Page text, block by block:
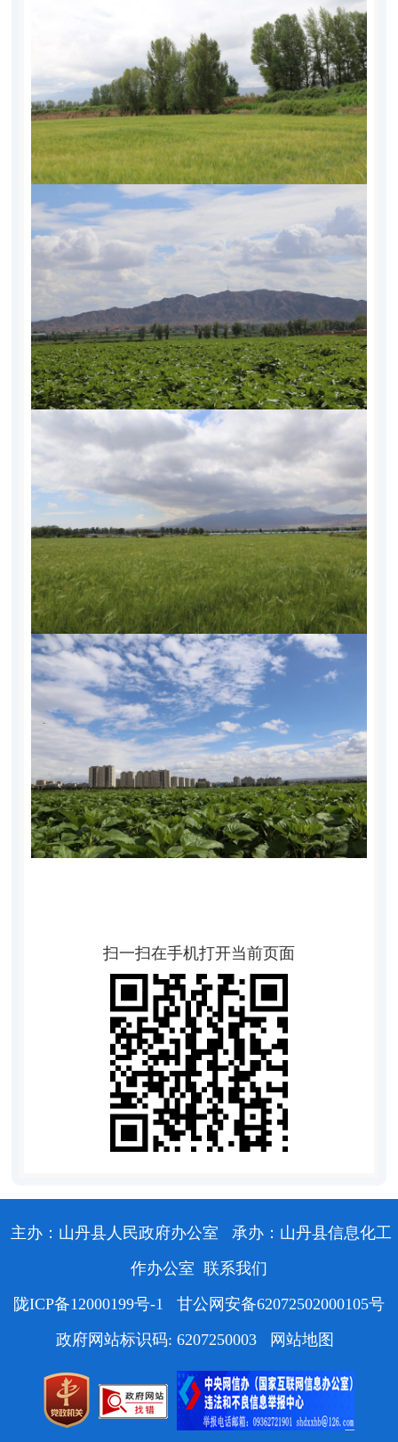
扫一扫在手机打开当前页面
主办：山丹县人民政府办公室
承办：山丹县信息化工
作办公室 联系我们
陇ICP备12000199号-1
甘公网安备62072502000105号
政府网站标识码: 6207250003
网站地图